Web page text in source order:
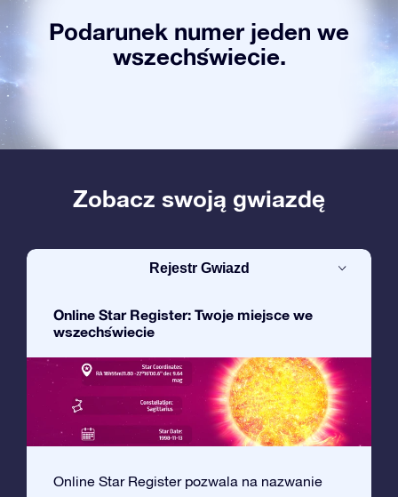
Podarunek numer jeden we
wszechświecie.
Zobacz swoją gwiazdę
Rejestr Gwiazd
Online Star Register: Twoje miejsce we
wszechświecie
Online Star Register pozwala na nazwanie